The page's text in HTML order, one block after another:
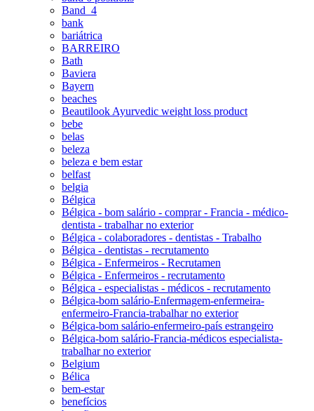
Band_4
bank
bariátrica
BARREIRO
Bath
Baviera
Bayern
beaches
Beautilook Ayurvedic weight loss product
bebe
belas
beleza
beleza e bem estar
belfast
belgia
Bélgica
Bélgica - bom salário - comprar - Francia - médico-
dentista - trabalhar no exterior
Bélgica - colaboradores - dentistas - Trabalho
Bélgica - dentistas - recrutamento
Bélgica - Enfermeiros - Recrutamen
Bélgica - Enfermeiros - recrutamento
Bélgica - especialistas - médicos - recrutamento
Bélgica-bom salário-Enfermagem-enfermeira-
enfermeiro-Francia-trabalhar no exterior
Bélgica-bom salário-enfermeiro-país estrangeiro
Bélgica-bom salário-Francia-médicos especialista-
trabalhar no exterior
Belgium
Bélica
bem-estar
benefícios